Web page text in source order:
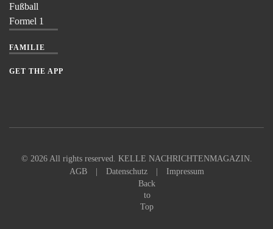
Fußball
Formel 1
FAMILIE
GET THE APP
© 2026All rights reserved. KELLE NACHRICHTENMAGAZIN.
AGB| Datenschutz| Impressum
Back
to
Top